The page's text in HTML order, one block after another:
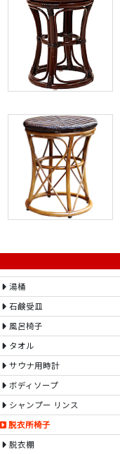
湯桶
石鹸受皿
風呂椅子
タオル
サウナ用時計
ボディソープ
シャンプー リンス
脱衣所椅子
脱衣棚